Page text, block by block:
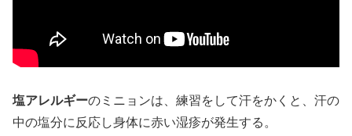
塩アレルギーのミニョンは、練習をして汗をかくと、汗の
中の塩分に反応し身体に赤い湿疹が発生する。